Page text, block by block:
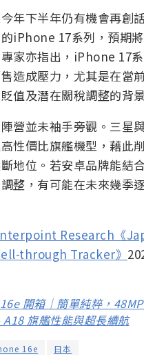
年下半年仍有機會再
iPhone 17系列，預期
家亦指出，iPhone 17
造成壓力，尤其是在當
值及潛在關稅調整的背
營並未袖手旁觀。三星
性價比旗艦機型，藉此
地位。若安卓品牌能結
整，有可能在未來幾季
Research《
through Tracker》
開箱｜簡單純粹，
A18 旗艦性能與超長續航
16e 日本